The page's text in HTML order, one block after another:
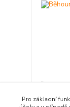
Běhoun
395,00 Kč
Ušetříte
Pro základní